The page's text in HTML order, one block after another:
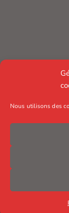
Nous utilisons des